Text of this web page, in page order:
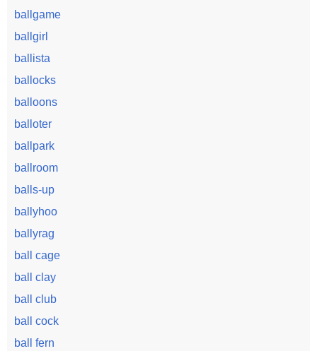
ballgame
ballgirl
ballista
ballocks
balloons
balloter
ballpark
ballroom
balls-up
ballyhoo
ballyrag
ball cage
ball clay
ball club
ball cock
ball fern